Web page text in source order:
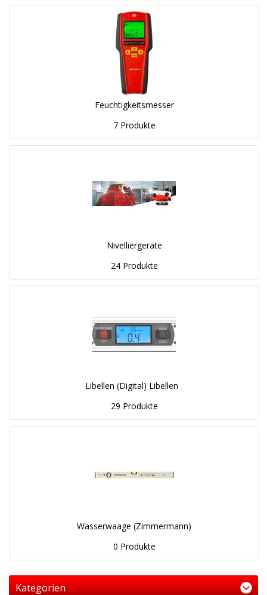
Feuchtigkeitsmesser
7 Produkte
Nivelliergeräte
24 Produkte
Libellen (Digital) Libellen
29 Produkte
Wasserwaage (Zimmermann)
0 Produkte
Kategorien